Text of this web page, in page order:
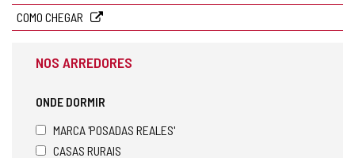
COMO CHEGAR
NOS ARREDORES
ONDE DORMIR
MARCA 'POSADAS REALES'
CASAS RURAIS